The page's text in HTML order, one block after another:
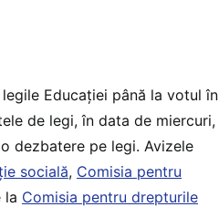
Educației până la votul în
de legi, în data de miercuri,
dezbatere pe legi. Avizele
socială, Comisia pentru
la Comisia pentru drepturile